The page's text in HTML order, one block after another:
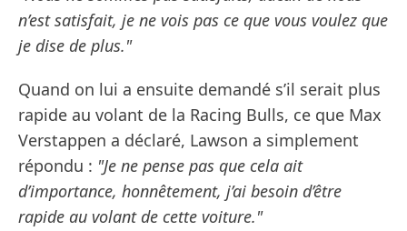
n’est satisfait, je ne vois pas ce que vous voulez que
je dise de plus."
Quand on lui a ensuite demandé s’il serait plus
rapide au volant de la Racing Bulls, ce que Max
Verstappen a déclaré, Lawson a simplement
répondu : "Je ne pense pas que cela ait
d’importance, honnêtement, j’ai besoin d’être
rapide au volant de cette voiture."